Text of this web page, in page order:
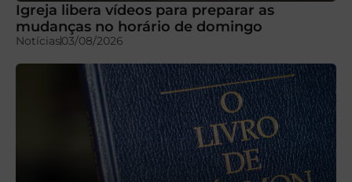
Igreja libera vídeos para preparar as
mudanças no horário de domingo
Notícias03/08/2026